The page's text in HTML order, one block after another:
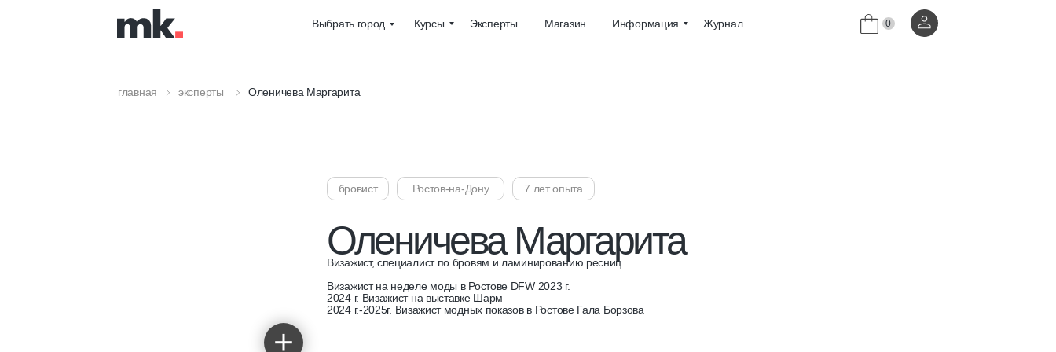
Выбрать город Курсы Эксперты Магазин Информация Журнал 0
Оленичева Маргарита
главная эксперты
Оленичева Маргарита
Визажист, специалист по бровям и ламинированию ресниц.
Визажист на неделе моды в Ростове DFW 2023 г.
2024 г. Визажист на выставке Шарм
2024 г.-2025г. Визажист модных показов в Ростове Гала Борзова
Ростов-на-Дону 7 лет опыта
бровист